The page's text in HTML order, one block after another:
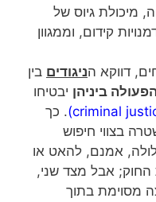
מיכולת גיוס של
קידום, וממגוון
דווקא הניגודים בין
ביניהן יבטיחו
. כך
בצווי חיפוש
אמנם, להאט או
אבל מצד שני,
מסוימת בתוך